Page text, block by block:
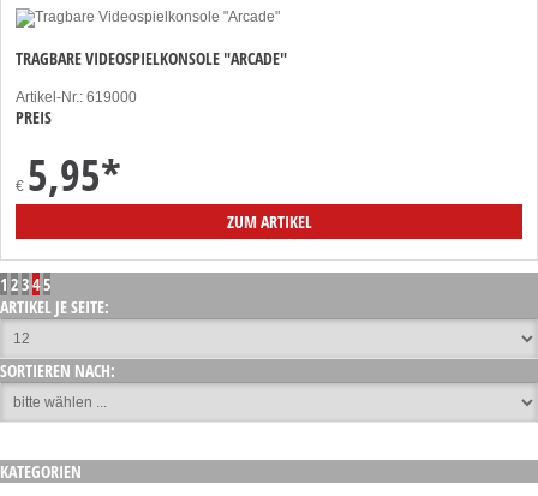
TRAGBARE VIDEOSPIELKONSOLE "ARCADE"
Artikel-Nr.: 619000
PREIS
€ 5,95*
ZUM ARTIKEL
1 2345
ARTIKEL JE SEITE:
SORTIEREN NACH:
KATEGORIEN